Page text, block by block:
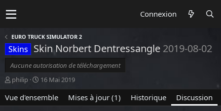
Connexion
EURO TRUCK SIMULATOR 2
Skins Skin Norbert Dentressangle 2019-08-02
Aucune autorisation de téléchargement
A
u
t
e
philip
D
a
t
e
16 Mai 2019
Vue d'ensemble Mises à jour (1) Historique Discussion